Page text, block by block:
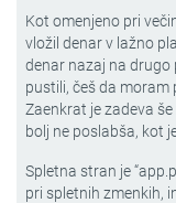
Kot omenjeno pri
vložil denar v lažno
denar nazaj na drugo
pustili, češ da moram
Zaenkrat je zadeva
bolj ne poslabša, kot
Spletna stran je
pri spletnih zmenkih,